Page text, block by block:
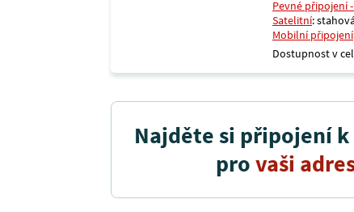
Pevné připojení
Satelitní:
Mobilní připojení
Dostupnost v
Najděte si připojení
provaši